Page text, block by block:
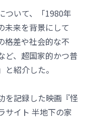
ついて、「1980年
未来を背景にして
格差や社会的な不
ど、超国家的かつ普
紹介した。
を記録した映画『怪
サイト 半地下の家